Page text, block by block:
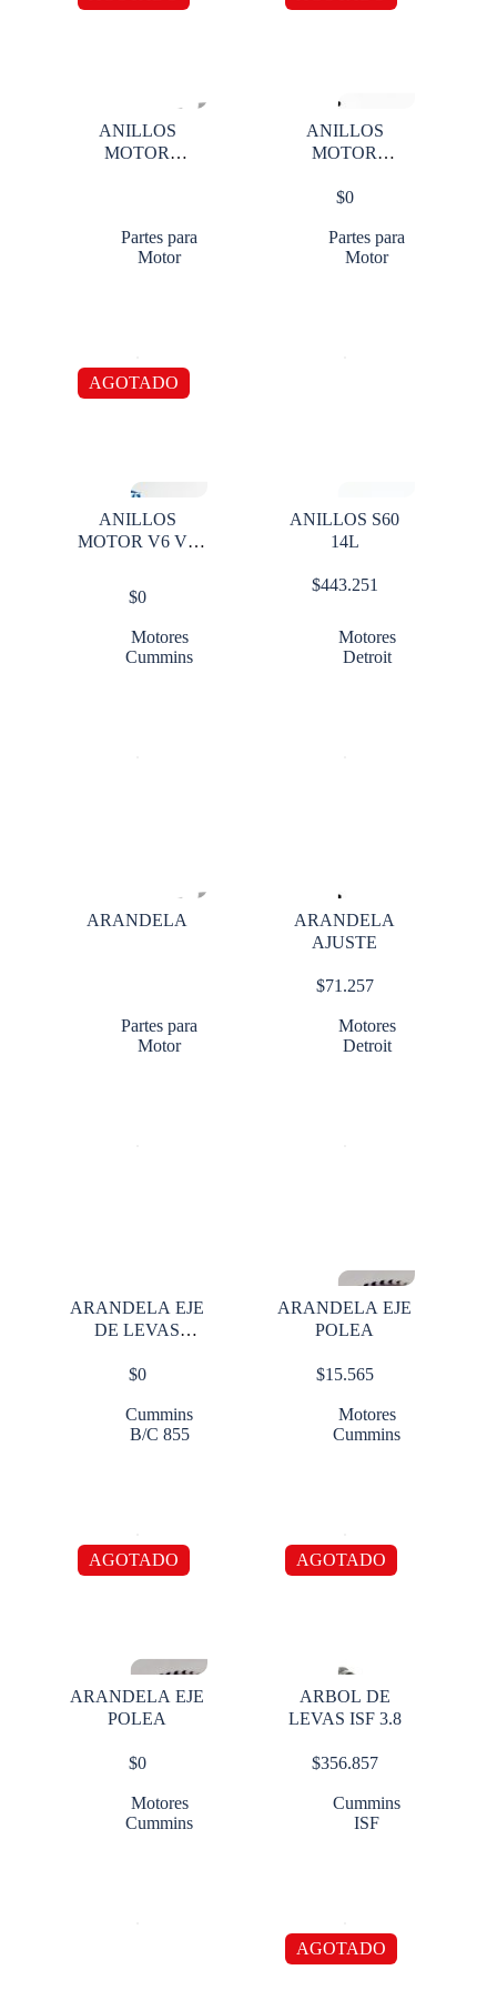
ANILLOS
MOTOR
Partes para
Motor
ANILLOS
MOTOR
FTE STD X
$0
Partes para
Motor
AGOTADO
ANILLOS
MOTOR V6 V8
$0
Motores
Cummins
ANILLOS S60
14L
$443.251
Motores
Detroit
ARANDELA
Partes para
Motor
ARANDELA
AJUSTE
$71.257
Motores
Detroit
ARANDELA EJE
DE LEVAS
350
$0
Cummins
B/C 855
ARANDELA EJE
POLEA
$15.565
Motores
Cummins
AGOTADO
ARANDELA EJE
POLEA
$0
Motores
Cummins
AGOTADO
ARBOL DE
LEVAS ISF 3.8
$356.857
Cummins
ISF
AGOTADO